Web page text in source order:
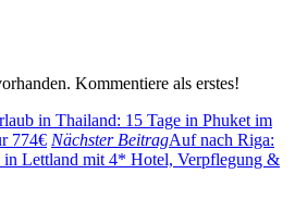
Kommentiere als erstes!
in Thailand: 15 Tage in Phuket im
774€ Nächster BeitragAuf nach Riga:
in Lettland mit 4* Hotel, Verpflegung &